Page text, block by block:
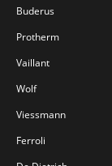
Buderus
Protherm
Vaillant
Wolf
Viessmann
Ferroli